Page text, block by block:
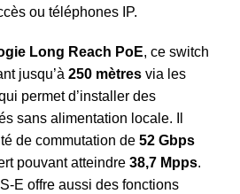
ou téléphones IP.
Long Reach PoE, ce switch
jusqu’à 250 mètres via les
permet d’installer des
sans alimentation locale. Il
de commutation de 52 Gbps
pouvant atteindre 38,7 Mpps.
E offre aussi des fonctions